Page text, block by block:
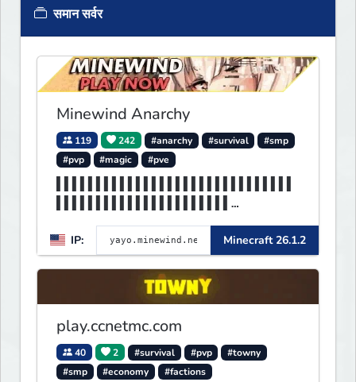
समान सर्वर
Minewind Anarchy
119 242 #anarchy #survival
#smp
#pvp
#magic #pve
MINEWIND▌▌▌▌▌▌▌▌▌▌▌▌▌▌▌▌▌▌▌▌▌▌
▌▌▌▌▌▌▌▌▌▌▌▌▌▌▌▌▌▌▌▌▌▌
IP: Minecraft 26.1.2
play.ccnetmc.com
40 2 #survival #pvp
#towny
#smp
#economy #factions